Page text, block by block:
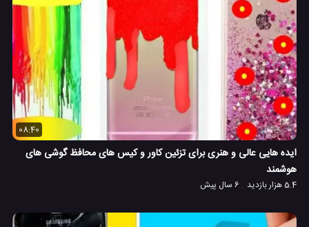
08:40
ایده هایی عالی و هنری برای تزئین کاور و کیس های محافظ گوشی های
هوشمند
5.4 هزار بازدید 6 سال پیش